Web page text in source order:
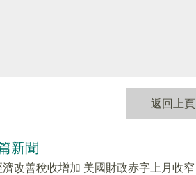
返回上頁
新聞
濟改善稅收增加 美國財政赤字上月收窄